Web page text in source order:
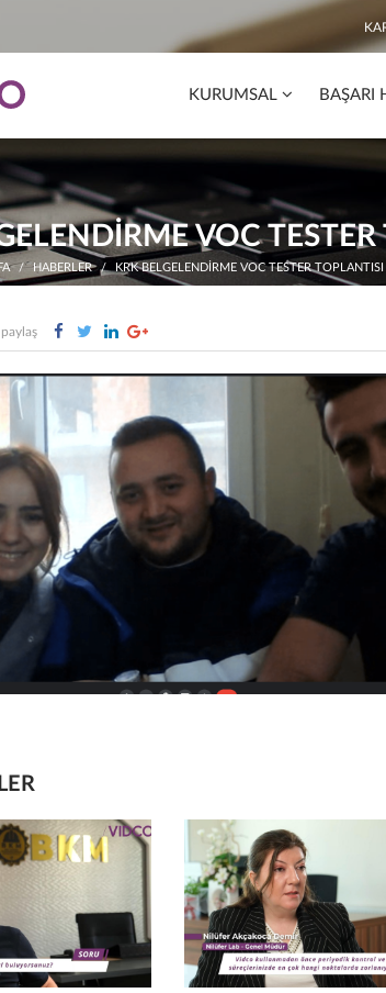
KURUMSAL BAŞARI
VOC
HABERLER KRK BELGELENDİRME VOC TESTER TOPLANTISI
paylaş